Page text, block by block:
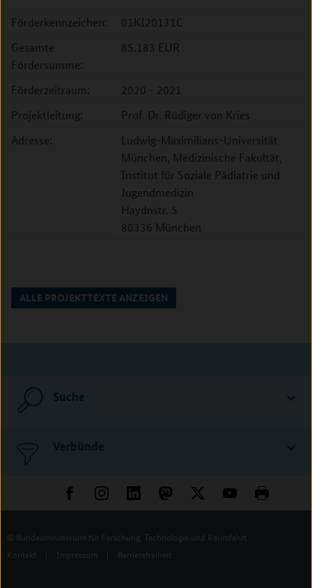
Förderkennzeichen:
01KI20131C
Gesamte
Fördersumme:
85.183 EUR
Förderzeitraum:
2020 - 2021
Projektleitung:
Prof. Dr. Rüdiger von Kries
Adresse:
Ludwig-Maximilians-Universität
München, Medizinische Fakultät,
Institut für Soziale Pädiatrie und
Jugendmedizin
Haydnstr. 5
80336 München
ALLE PROJEKTTEXTE ANZEIGEN
Suche
Verbünde
© Bundesministerium für Forschung, Technologie und Raumfahrt
Kontakt
| Impressum | Barrierefreiheit